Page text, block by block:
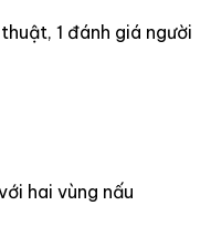
, 1 đánh giá người
hai vùng nấu